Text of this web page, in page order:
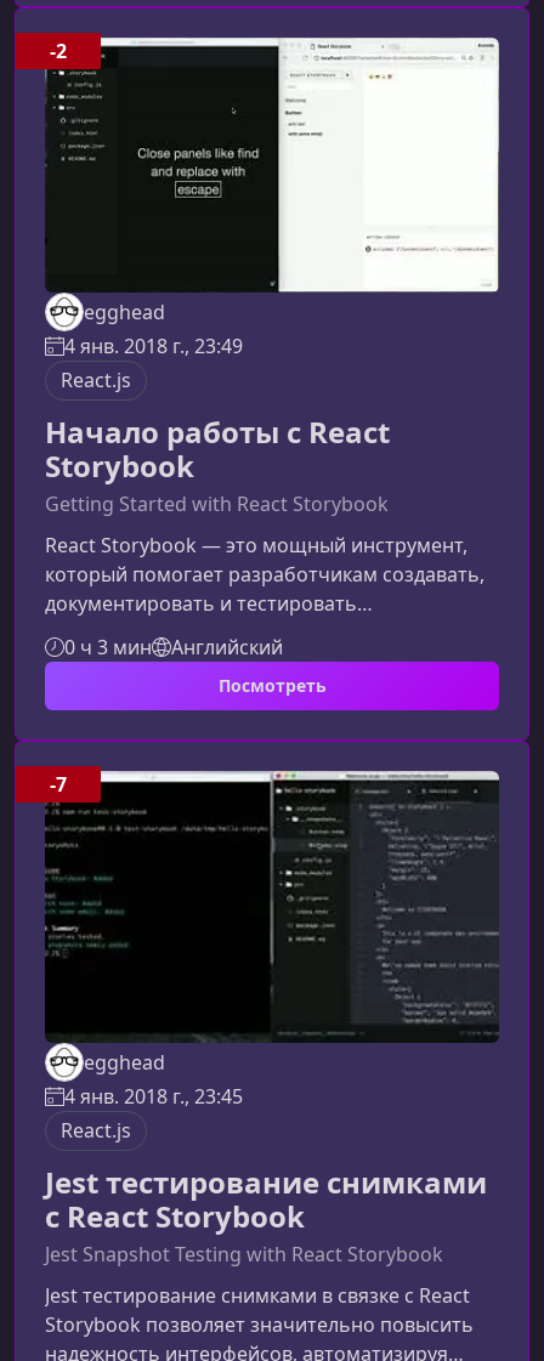
использовать react-intl в
React‑приложенииБиблиотека react-intl делает
работу с i18n проще и надёжнее. Она
предоставляет готовые инструменты для:
форм
egghead
4 янв. 2018 г., 23:49
React.js
Начало работы с React
Storybook
Getting Started with React Storybook
React Storybook — это мощный инструмент,
который помогает разработчикам создавать,
документировать и тестировать
UI‑компоненты изолированно. Этот курс
познакомит вас с основами работы со
Storybook и покажет, как ускорить и упростить
StorybookStorybook представляет собой
независимую среду разработки
UI‑компонентов, которую можно
использовать без запуска основного проекта.
Это позволяет сфокусироваться искл
0 ч 3 мин Английский
Посмотреть
-2
egghead
4 янв. 2018 г., 23:45
React.js
Jest тестирование снимками
с React Storybook
Jest Snapshot Testing with React Storybook
Jest тестирование снимками в связке с React
Storybook позволяет значительно повысить
надежность интерфейсов, автоматизируя
-7